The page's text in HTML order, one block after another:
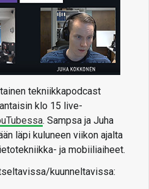
tekniikkapodcast
klo 15 live-
. Sampsa ja Juha
läpi kuluneen viikon ajalta
ja mobiiliaiheet.
kuunneltavissa: